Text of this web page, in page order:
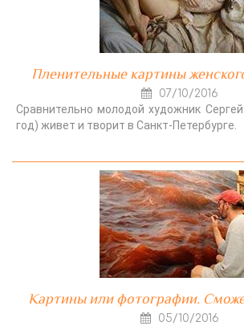
Пленительные картины
07/10/2016
Сравнительно молодой художник
год) живет и творит в Санкт-Петербурге.
Картины или фотографии.
05/10/2016